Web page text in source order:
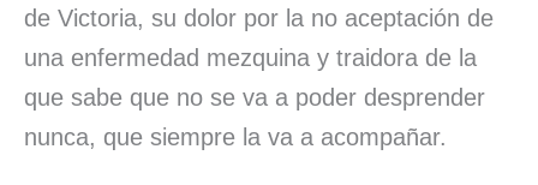
de Victoria, su dolor por la no aceptación de
una enfermedad mezquina y traidora de la
que sabe que no se va a poder desprender
nunca, que siempre la va a acompañar.